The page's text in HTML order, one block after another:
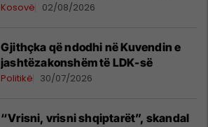
Kosovë 02/08/2026
Gjithçka që ndodhi në Kuvendin e
jashtëzakonshëm të LDK-së
Politikë 30/07/2026
“Vrisni, vrisni shqiptarët”, skandal